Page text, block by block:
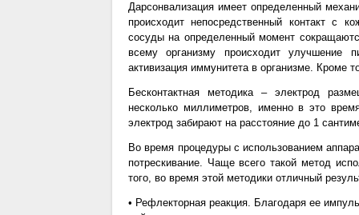
Дарсонвализация имеет определенный
происходит непосредственный контакт с
сосуды на определенный момент
всему организму происходит улучшение
активизация иммунитета в организме. Кроме
Бесконтактная методика – электрод
несколько миллиметров, именно в это
электрод забирают на расстояние до 1
Во время процедуры с использованием
потрескивание. Чаще всего такой метод
того, во время этой методики отличный
• Рефлекторная реакция. Благодаря ее